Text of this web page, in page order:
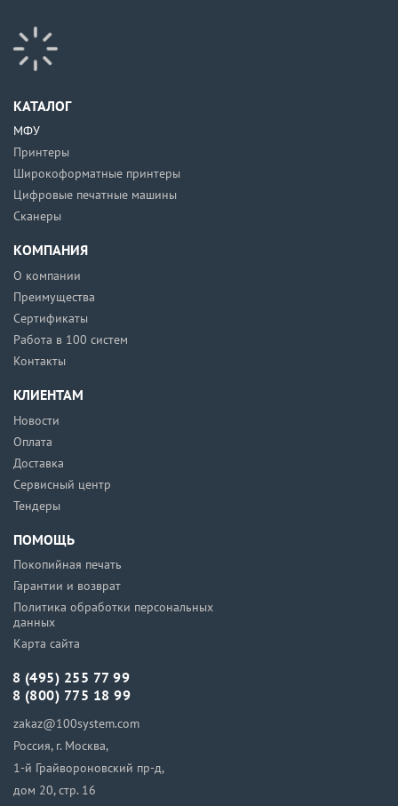
КАТАЛОГ
МФУ
Принтеры
Широкоформатные принтеры
Цифровые печатные машины
Сканеры
КОМПАНИЯ
О компании
Преимущества
Сертификаты
Работа в 100 систем
Контакты
КЛИЕНТАМ
Новости
Оплата
Доставка
Сервисный центр
Тендеры
ПОМОЩЬ
Покопийная печать
Гарантии и возврат
Политика обработки персональных
данных
Карта сайта
8 (495) 255 77 99
8 (800) 775 18 99
zakaz@100system.com
Россия, г. Москва,
1-й Грайвороновский пр-д,
дом 20, стр. 16